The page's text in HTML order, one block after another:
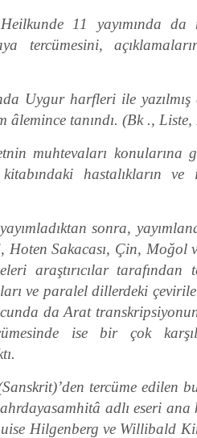
11 yayımında
tercümesini,
Uygur harfleri ile
âlemince tanındı. (Bk .,
muhtevaları konularına
hastalıkların ve
sonra,
Hoten Sakacası, Çin, Moğol
araştırıcılar
ve paralel dillerdeki
da Arat
ise bir çok
tercüme edilen
adlı eseri
Hilgenberg ve Willibald